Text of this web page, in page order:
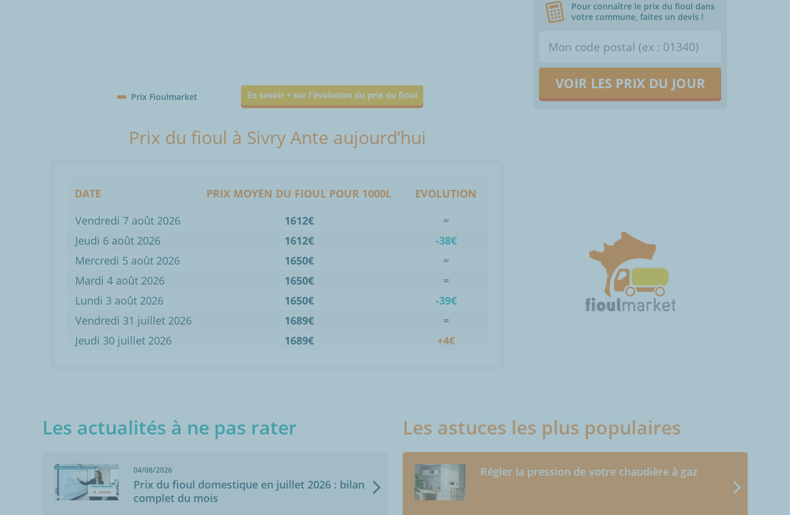
Prix Fioulmarket En savoir + sur l'évolution du prix du fioul
Pour connaître le prix du fioul dans
votre commune, faites un devis !
VOIR LES PRIX DU JOUR
Prix du fioul à Sivry Ante aujourd’hui
DATE PRIX MOYEN DU FIOUL POUR 1000L
EVOLUTION
Vendredi 7 août 2026
1612€
=
Jeudi 6 août 2026
1612€
-38€
Mercredi 5 août 2026
1650€
=
Mardi 4 août 2026
1650€
=
Lundi 3 août 2026
1650€
-39€
Vendredi 31 juillet 2026
1689€
=
Jeudi 30 juillet 2026
1689€ +4€
Les actualités à ne pas rater
04/08/2026
Prix du fioul domestique en juillet 2026 : bilan
complet du mois
Les astuces les plus populaires
Régler la pression de votre chaudière à gaz